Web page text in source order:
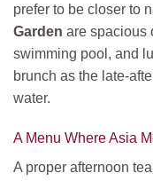
prefer to be closer to
Garden are spacious
swimming pool, and
brunch as the late-
water.
A Menu Where Asia
A proper afternoon